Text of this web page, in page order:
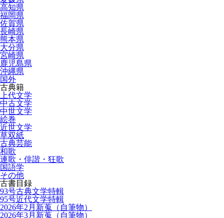
高知県
福岡県
佐賀県
長崎県
熊本県
大分県
宮崎県
鹿児島県
沖縄県
国外
古典籍
上代文学
中古文学
中世文学
絵巻
近世文学
草双紙
古典芸能
和歌
連歌・俳諧・狂歌
国語学
その他
古書目録
93号古典文学特輯
95号近代文学特輯
2026年2月新蒐（自筆物）
2026年3月新蒐（自筆物）